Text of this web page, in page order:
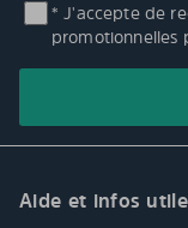
* J'accepte de
promotionnelles
Aide et infos